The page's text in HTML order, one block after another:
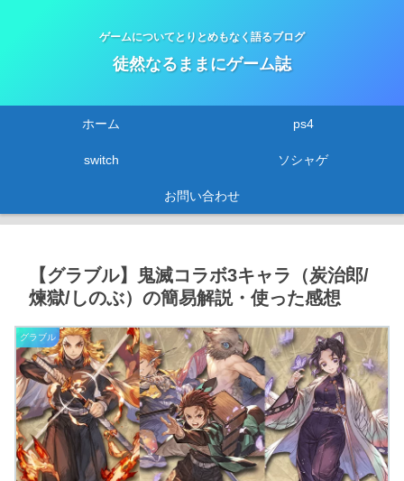
ゲームについてとりとめもなく語るブログ
徒然なるままにゲーム誌
ホーム ps4
switch ソシャゲ
お問い合わせ
【グラブル】鬼滅コラボ3キャラ（炭治郎/
煉獄/しのぶ）の簡易解説・使った感想
グラブル